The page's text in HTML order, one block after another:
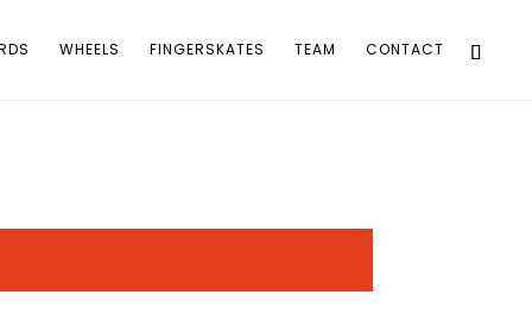
WHEELS FINGERSKATES TEAM CONTACT